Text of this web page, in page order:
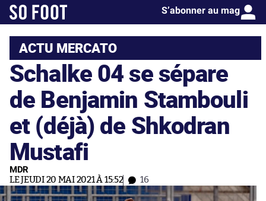
S’abonner au mag
ACTU MERCATO
Schalke 04 se sépare
de Benjamin Stambouli
et (déjà) de Shkodran
Mustafi
MDR
LE JEUDI 20 MAI 2021 À 15:52 16